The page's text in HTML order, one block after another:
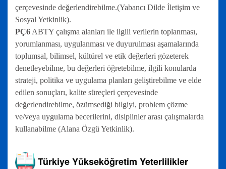
çerçevesinde değerlendirebilme.(Yabancı Dilde İletişim ve
Sosyal Yetkinlik).
PÇ6 ABTY çalışma alanları ile ilgili verilerin toplanması,
yorumlanması, uygulanması ve duyurulması aşamalarında
toplumsal, bilimsel, kültürel ve etik değerleri gözeterek
denetleyebilme, bu değerleri öğretebilme, ilgili konularda
strateji, politika ve uygulama planları geliştirebilme ve elde
edilen sonuçları, kalite süreçleri çerçevesinde
değerlendirebilme, özümsediği bilgiyi, problem çözme
ve/veya uygulama becerilerini, disiplinler arası çalışmalarda
kullanabilme (Alana Özgü Yetkinlik).
Türkiye Yükseköğretim Yeterlilikler